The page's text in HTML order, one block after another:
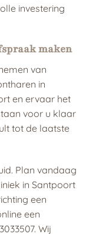
investering
maken
van
in
en ervaar het
voor u klaar
tot de laatste
Plan vandaag
in Santpoort
een
een
Wij